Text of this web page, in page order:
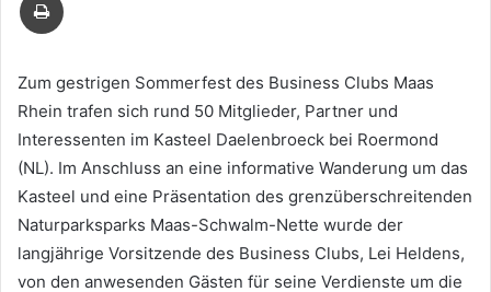
Zum gestrigen Sommerfest des Business Clubs Maas
Rhein trafen sich rund 50 Mitglieder, Partner und
Interessenten im Kasteel Daelenbroeck bei Roermond
(NL). Im Anschluss an eine informative Wanderung um das
Kasteel und eine Präsentation des grenzüberschreitenden
Naturparksparks Maas-Schwalm-Nette wurde der
langjährige Vorsitzende des Business Clubs, Lei Heldens,
von den anwesenden Gästen für seine Verdienste um die